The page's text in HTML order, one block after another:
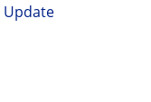
Update